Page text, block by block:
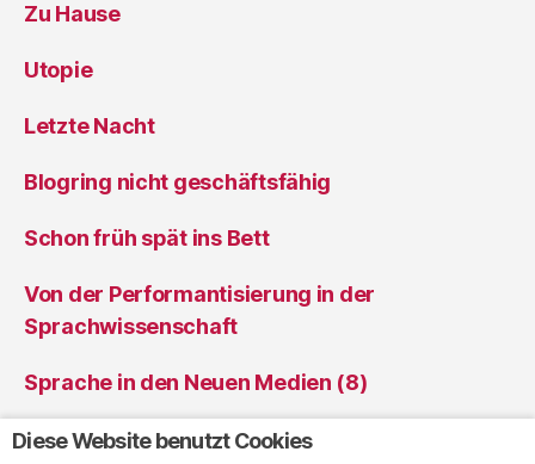
Zu Hause
Utopie
Letzte Nacht
Blogring nicht geschäftsfähig
Schon früh spät ins Bett
Von der Performantisierung in der
Sprachwissenschaft
Sprache in den Neuen Medien (8)
Sprache in den Neuen Medien (7)
Diese Website benutzt Cookies